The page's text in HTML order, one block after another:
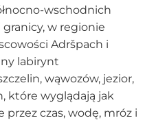
wschodnich
w regionie
Adršpach i
labirynt
wąwozów, jezior,
które wyglądają jak
czas, wodę, mróz i